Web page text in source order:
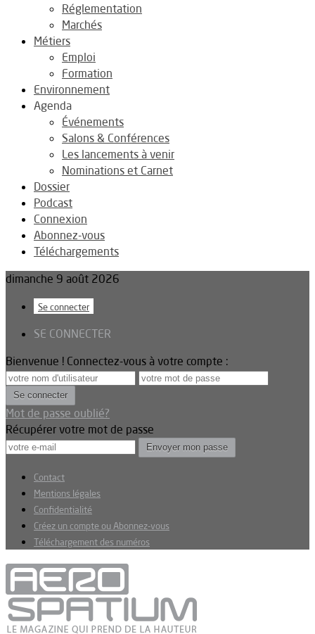
Réglementation
Marchés
Métiers
Emploi
Formation
Environnement
Agenda
Événements
Salons & Conférences
Les lancements à venir
Nominations et Carnet
Dossier
Podcast
Connexion
Abonnez-vous
Téléchargements
dimanche 9 août 2026
Se connecter
SE CONNECTER
Bienvenue ! Connectez-vous à votre compte :
Mot de passe oublié?
Récupérer votre mot de passe
Contact
Mentions légales
Confidentialité
Créez un compte ou Abonnez-vous
Téléchargement des numéros